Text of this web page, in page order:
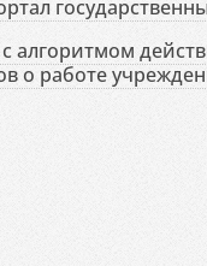
алгоритмом
о работе